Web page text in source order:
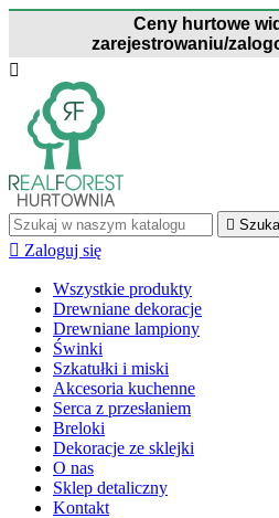
Ceny hurtowe
zarejestrowaniu/


 Zaloguj się
Wszystkie produkty
Drewniane dekoracje
Drewniane lampiony
Świnki
Szkatułki i miski
Akcesoria kuchenne
Serca z przesłaniem
Breloki
Dekoracje ze sklejki
O nas
Sklep detaliczny
Kontakt